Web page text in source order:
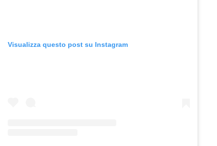
Visualizza questo post su Instagram